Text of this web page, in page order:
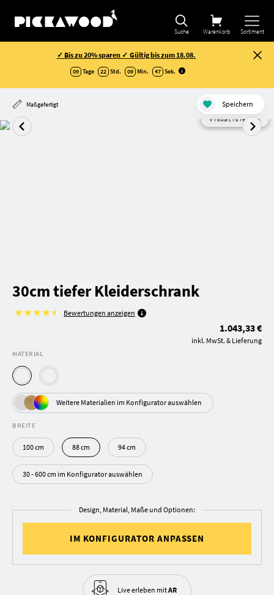
Suche Warenkorb Sortiment
✓ Bis zu 20% sparen ✓ Gültig bis zum 18.08.
09 Tage 22 Std. 09 Min. 47 Sek.
Maßgefertigt Speichern
Visualisierung
30cm tiefer Kleiderschrank
Bewertungen anzeigen
1.043,33 €
inkl. MwSt. & Lieferung
MATERIAL
Weitere Materialien im Konfigurator auswählen
BREITE
100 cm 88 cm 94 cm
30 - 600 cm im Konfigurator auswählen
Design, Material, Maße und Optionen:
IM KONFIGURATOR ANPASSEN
Live erleben mitAR